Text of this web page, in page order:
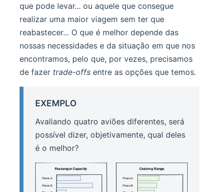
que pode levar... ou aquele que consegue
realizar uma maior viagem sem ter que
reabastecer... O que é melhor depende das
nossas necessidades e da situação em que nos
encontramos, pelo que, por vezes, precisamos
de fazer trade-offs entre as opções que temos.
EXEMPLO
Avaliando quatro aviões diferentes, será
possível dizer, objetivamente, qual deles
é o melhor?